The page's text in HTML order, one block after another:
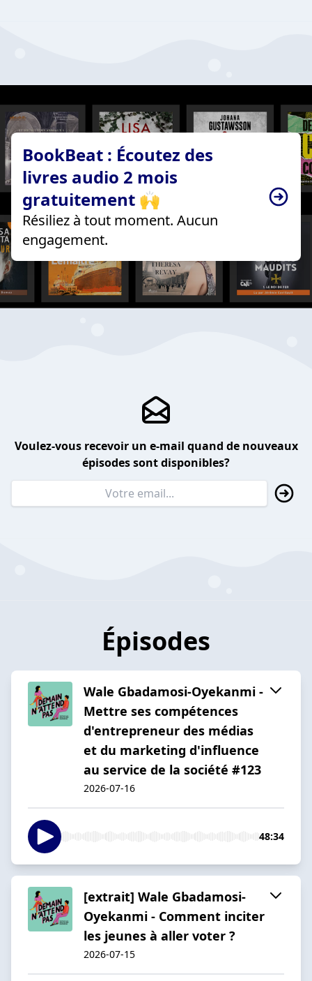
BookBeat : Écoutez des
livres audio 2 mois
gratuitement 🙌
Résiliez à tout moment. Aucun
engagement.
Voulez-vous recevoir un e-mail quand de nouveaux
épisodes sont disponibles?
Épisodes
Wale Gbadamosi-Oyekanmi -
Mettre ses compétences
d'entrepreneur des médias
et du marketing d'influence
au service de la société #123
2026-07-16
48:34
[extrait] Wale Gbadamosi-
Oyekanmi - Comment inciter
les jeunes à aller voter ?
2026-07-15